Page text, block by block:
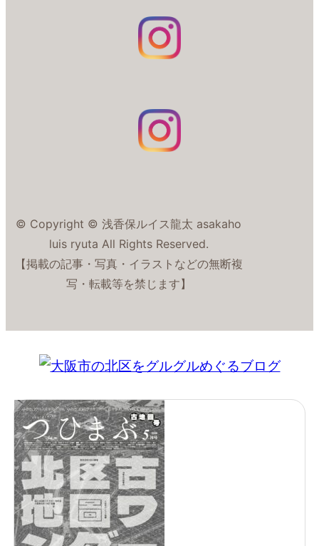
© Copyright © 浅香保ルイス龍太 asakaho
luis ryuta All Rights Reserved.
【掲載の記事・写真・イラストなどの無断複
写・転載等を禁じます】